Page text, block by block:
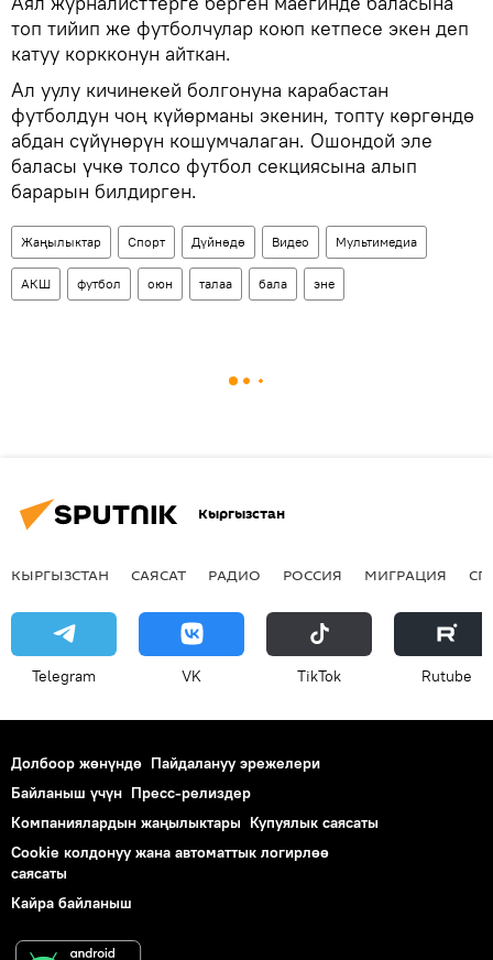
топ тийип же футболчулар коюп кетпесе экен деп
катуу коркконун айткан.
Ал уулу кичинекей болгонуна карабастан
футболдун чоң күйөрманы экенин, топту көргөндө
абдан сүйүнөрүн кошумчалаган. Ошондой эле
баласы үчкө толсо футбол секциясына алып
барарын билдирген.
Жаңылыктар Спорт Дүйнөдө Видео Мультимедиа
АКШ футбол оюн талаа бала эне
Кыргызстан
КЫРГЫЗСТАН САЯСАТ РАДИО РОССИЯ МИГРАЦИЯ
Telegram VK ТikТоk Rutube
Долбоор жөнүндө Пайдалануу эрежелери
Байланыш үчүн Пресс-релиздер
Компаниялардын жаңылыктары Купуялык саясаты
Cookie колдонуу жана автоматтык логирлөө
саясаты
Кайра байланыш